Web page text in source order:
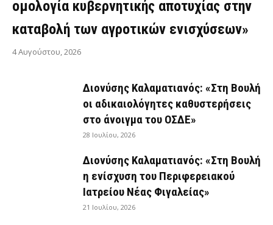
ομολογία κυβερνητικής αποτυχίας στην
καταβολή των αγροτικών ενισχύσεων»
4 Αυγούστου, 2026
Διονύσης Καλαματιανός: «Στη Βουλή
οι αδικαιολόγητες καθυστερήσεις
στο άνοιγμα του ΟΣΔΕ»
28 Ιουλίου, 2026
Διονύσης Καλαματιανός: «Στη Βουλή
η ενίσχυση του Περιφερειακού
Ιατρείου Νέας Φιγαλείας»
21 Ιουλίου, 2026